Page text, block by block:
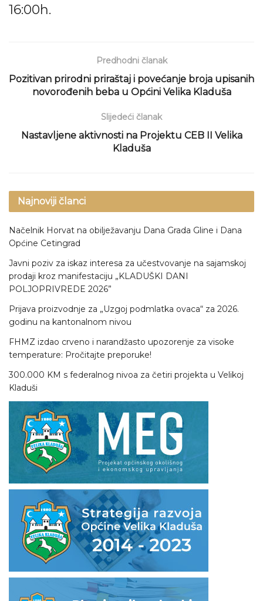
16:00h.
Predhodni članak
Pozitivan prirodni priraštaj i povećanje broja upisanih
novorođenih beba u Općini Velika Kladuša
Slijedeći članak
Nastavljene aktivnosti na Projektu CEB II Velika
Kladuša
Najnoviji članci
Načelnik Horvat na obilježavanju Dana Grada Gline i Dana
Općine Cetingrad
Javni poziv za iskaz interesa za učestvovanje na sajamskoj
prodaji kroz manifestaciju „KLADUŠKI DANI
POLJOPRIVREDE 2026”
Prijava proizvodnje za „Uzgoj podmlatka ovaca“ za 2026.
godinu na kantonalnom nivou
FHMZ izdao crveno i narandžasto upozorenje za visoke
temperature: Pročitajte preporuke!
300.000 KM s federalnog nivoa za četiri projekta u Velikoj
Kladuši